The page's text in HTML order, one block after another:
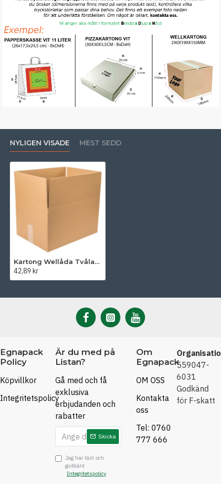
NYLIGEN VISADE MEST SEDD
Kartong Wellåda Tvålagers - 1160 x 300 x 300 mm
42,89 kr
Egnapack
Policy
Köpvillkor
Integritetspolicy
Är du med på
Listan?
Gå med och få
exklusiva
erbjudanden och
rabatter
Skicka
Jag har läst och
godkänt
Integritetspolicy
Om
Egnapack
OM OSS
Kontakta
oss
Tel: 0760
777 666
559047-
6031
Godkänd
för F-skatt